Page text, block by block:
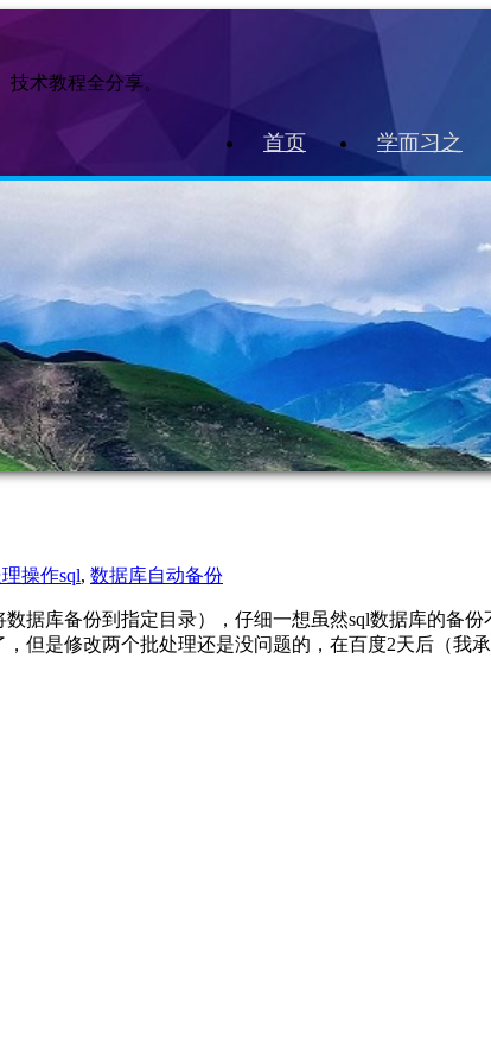
术教程全分享。
首页 学而习之
操作sql, 数据库自动备份
据库备份到指定目录），仔细一想虽然sql数据库的备
但是修改两个批处理还是没问题的，在百度2天后（